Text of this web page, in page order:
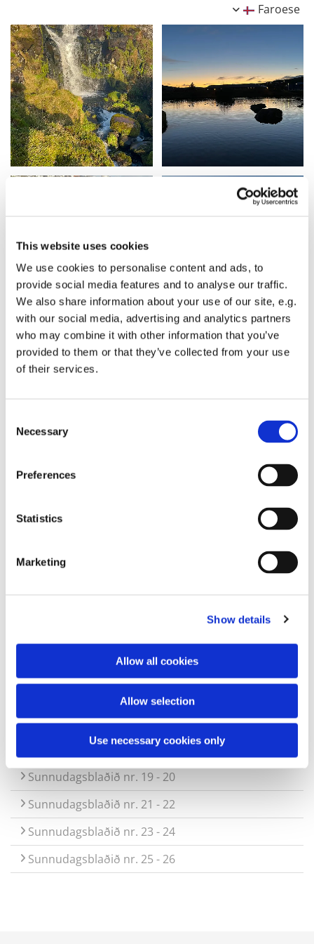
This website uses cookies
We use cookies to personalise content and ads, to
provide social media features and to analyse our traffic.
We also share information about your use of our site, e.g.
with our social media, advertising and analytics partners
who may combine it with other information that you’ve
provided to them or that they’ve collected from your use
of their services.
Selection
Necessary
Preferences
Statistics
Marketing
Show details
Allow all cookies
Allow selection
Use necessary cookies only
Faroese
Sunnudagsblaðið nr. 3 - 4
Sunnudagsblaðið nr. 9 - 10
Sunnudagsblaðið nr. 11 - 12
Sunnudagsblaðið nr. 13 - 14
Sunnudagsblaðið nr. 15 - 16
Sunnudagsblaðið nr. 17 - 18
Sunnudagsblaðið nr. 19 - 20
Sunnudagsblaðið nr. 21 - 22
Sunnudagsblaðið nr. 23 - 24
Sunnudagsblaðið nr. 25 - 26